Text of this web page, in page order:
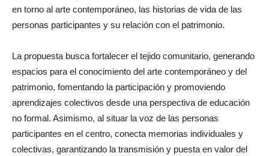
en torno al arte contemporáneo, las historias de vida de las
personas participantes y su relación con el patrimonio.
La propuesta busca fortalecer el tejido comunitario, generando
espacios para el conocimiento del arte contemporáneo y del
patrimonio, fomentando la participación y promoviendo
aprendizajes colectivos desde una perspectiva de educación
no formal. Asimismo, al situar la voz de las personas
participantes en el centro, conecta memorias individuales y
colectivas, garantizando la transmisión y puesta en valor del